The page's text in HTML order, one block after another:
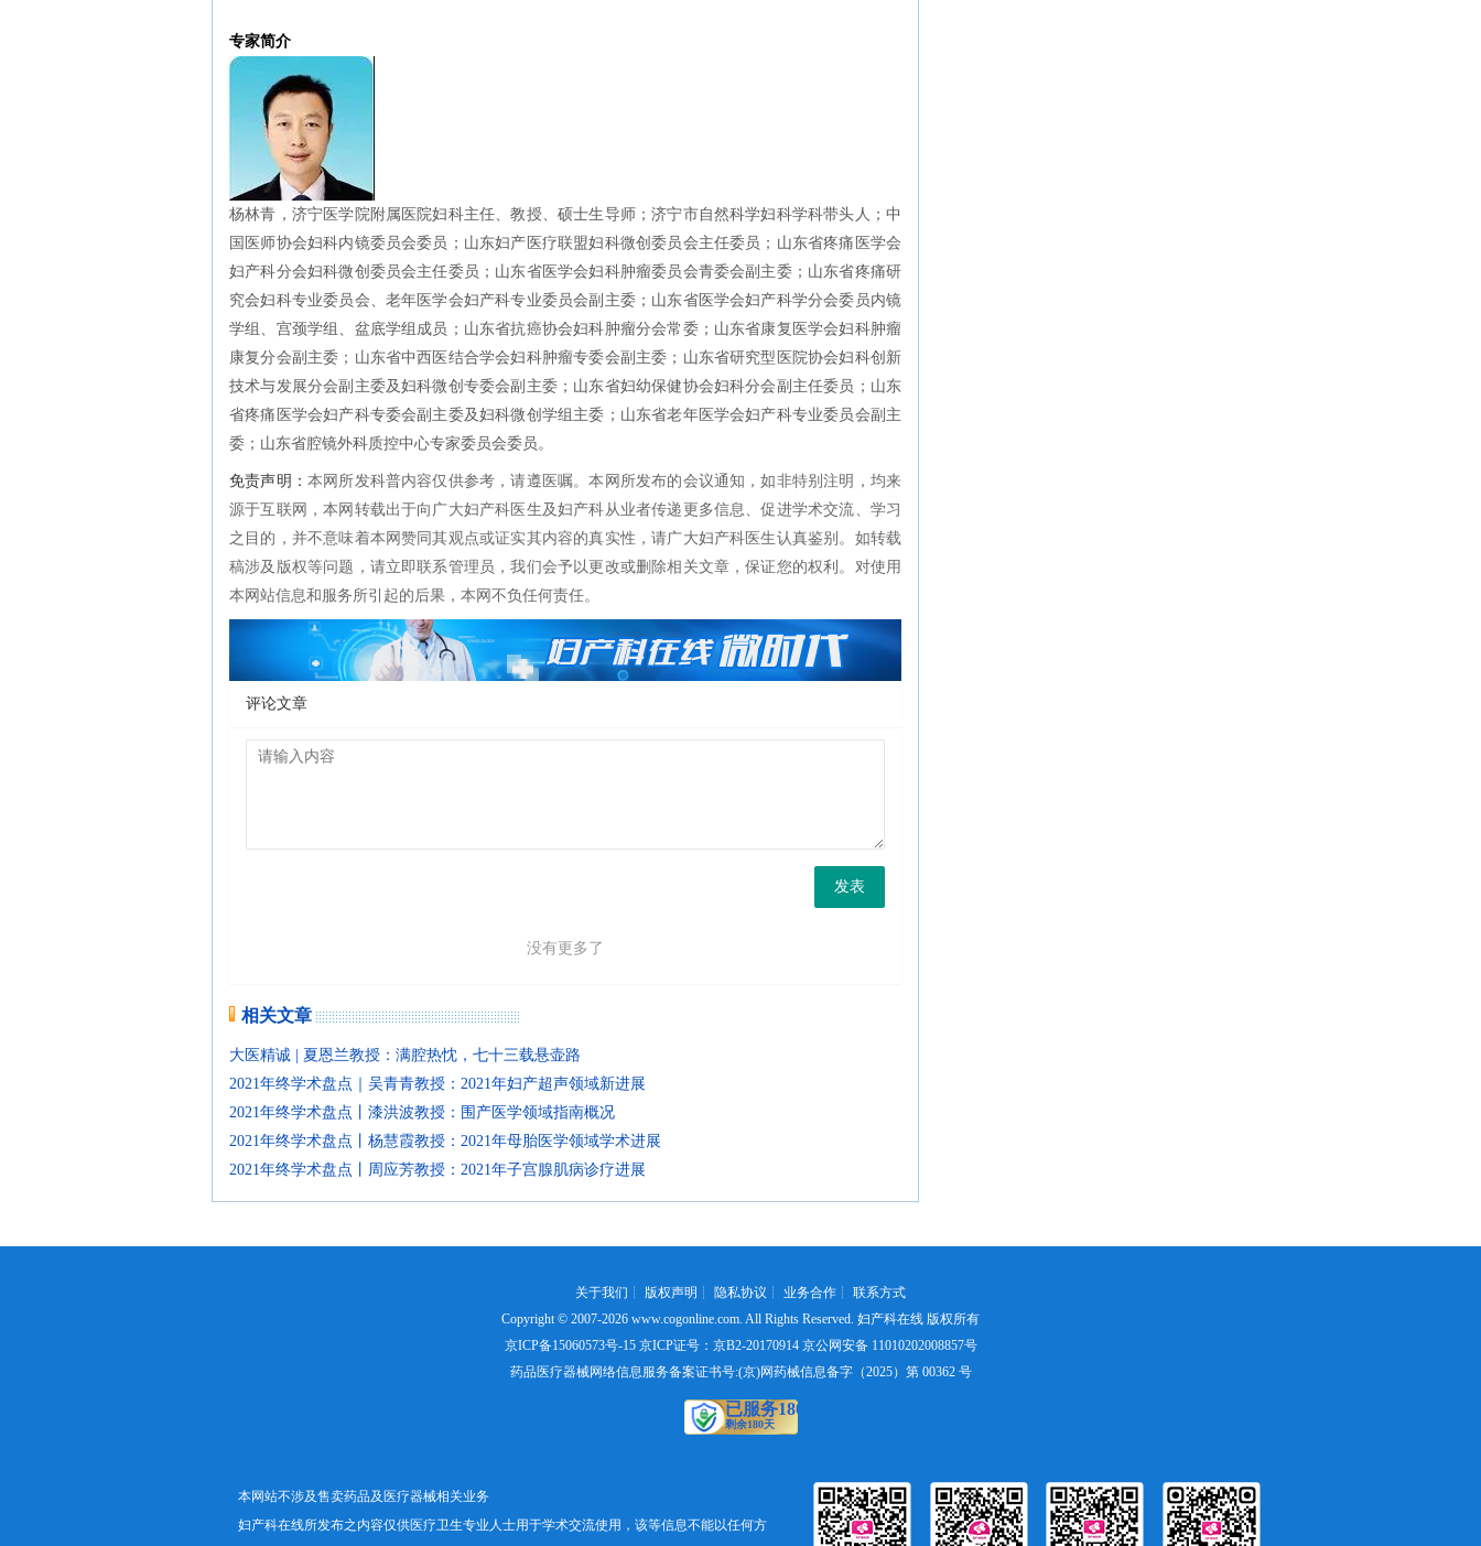
专家简介
杨林青，济宁医学院附属医院妇科主任、教授、硕士生导师；济宁市自然科学妇科学科带头人；中
国医师协会妇科内镜委员会委员；山东妇产医疗联盟妇科微创委员会主任委员；山东省疼痛医学会
妇产科分会妇科微创委员会主任委员；山东省医学会妇科肿瘤委员会青委会副主委；山东省疼痛研
究会妇科专业委员会、老年医学会妇产科专业委员会副主委；山东省医学会妇产科学分会委员内镜
学组、宫颈学组、盆底学组成员；山东省抗癌协会妇科肿瘤分会常委；山东省康复医学会妇科肿瘤
康复分会副主委；山东省中西医结合学会妇科肿瘤专委会副主委；山东省研究型医院协会妇科创新
技术与发展分会副主委及妇科微创专委会副主委；山东省妇幼保健协会妇科分会副主任委员；山东
省疼痛医学会妇产科专委会副主委及妇科微创学组主委；山东省老年医学会妇产科专业委员会副主
委；山东省腔镜外科质控中心专家委员会委员。
免责声明： 本网所发科普内容仅供参考，请遵医嘱。本网所发布的会议通知，如非特别注明，均来
源于互联网，本网转载出于向广大妇产科医生及妇产科从业者传递更多信息、促进学术交流、学习
之目的，并不意味着本网赞同其观点或证实其内容的真实性，请广大妇产科医生认真鉴别。如转载
稿涉及版权等问题，请立即联系管理员，我们会予以更改或删除相关文章，保证您的权利。对使用
本网站信息和服务所引起的后果，本网不负任何责任。
评论文章
发表
没有更多了
相关文章
大医精诚 | 夏恩兰教授：满腔热忱，七十三载悬壶路
2021年终学术盘点｜吴青青教授：2021年妇产超声领域新进展
2021年终学术盘点丨漆洪波教授：围产医学领域指南概况
2021年终学术盘点丨杨慧霞教授：2021年母胎医学领域学术进展
2021年终学术盘点丨周应芳教授：2021年子宫腺肌病诊疗进展
关于我们 ┊ 版权声明 ┊ 隐私协议 ┊ 业务合作 ┊ 联系方式
Copyright © 2007-2026 www.cogonline.com. All Rights Reserved. 妇产科在线 版权所有
京ICP备15060573号-15京ICP证号：京B2-20170914 京公网安备 11010202008857号
药品医疗器械网络信息服务备案证书号:(京)网药械信息备字（2025）第 00362 号
本网站不涉及售卖药品及医疗器械相关业务
妇产科在线所发布之内容仅供医疗卫生专业人士用于学术交流使用，该等信息不能以任何方